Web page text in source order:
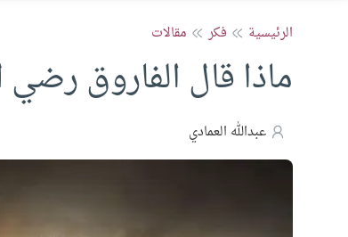
الرئيسية فكر مقالات
ماذا قال الفاروق رضي
عبدالله العمادي